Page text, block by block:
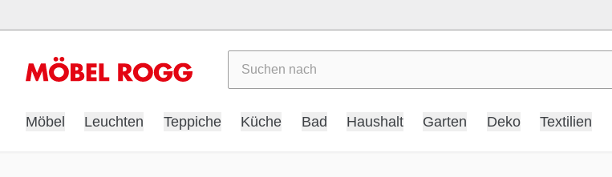
Möbel Leuchten Teppiche Küche Bad Haushalt Garten Deko Textilien